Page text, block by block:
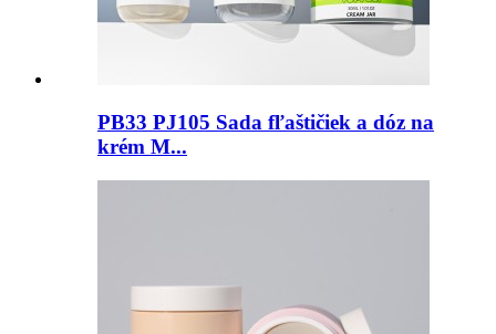
PB33 PJ105 Sada fľaštičiek a dóz na
krém M...